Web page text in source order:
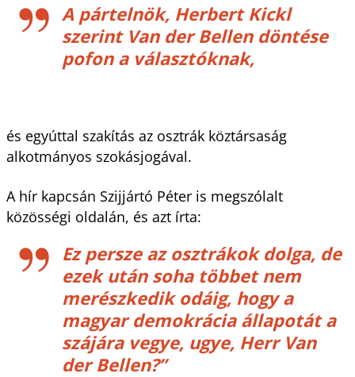
A pártelnök, Herbert Kickl
szerint Van der Bellen döntése
pofon a választóknak,
és egyúttal szakítás az osztrák köztársaság
alkotmányos szokásjogával.
A hír kapcsán Szijjártó Péter is megszólalt
közösségi oldalán, és azt írta:
Ez persze az osztrákok dolga, de
ezek után soha többet nem
merészkedik odáig, hogy a
magyar demokrácia állapotát a
szájára vegye, ugye, Herr Van
der Bellen?”